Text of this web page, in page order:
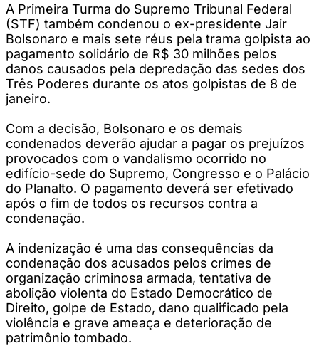
A Primeira Turma do Supremo Tribunal Federal
(STF) também condenou o ex-presidente Jair
Bolsonaro e mais sete réus pela trama golpista ao
pagamento solidário de R$ 30 milhões pelos
danos causados pela depredação das sedes dos
Três Poderes durante os atos golpistas de 8 de
janeiro.
Com a decisão, Bolsonaro e os demais
condenados deverão ajudar a pagar os prejuízos
provocados com o vandalismo ocorrido no
edifício-sede do Supremo, Congresso e o Palácio
do Planalto. O pagamento deverá ser efetivado
após o fim de todos os recursos contra a
condenação.
A indenização é uma das consequências da
condenação dos acusados pelos crimes de
organização criminosa armada, tentativa de
abolição violenta do Estado Democrático de
Direito, golpe de Estado, dano qualificado pela
violência e grave ameaça e deterioração de
patrimônio tombado.